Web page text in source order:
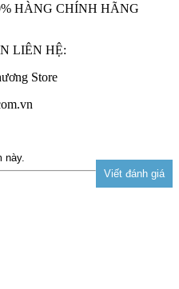
HÀNG CHÍNH HÃNG
LIÊN HỆ:
Store
này.